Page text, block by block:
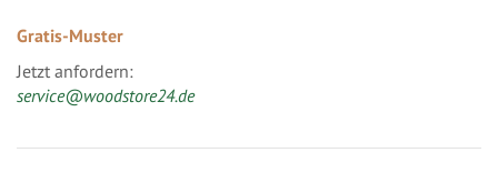
Gratis-Muster
Jetzt anfordern:
service@woodstore24.de